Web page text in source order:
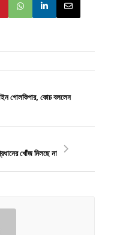
গোলকিপার, কোচ বললেন
খোঁজ মিলছে না